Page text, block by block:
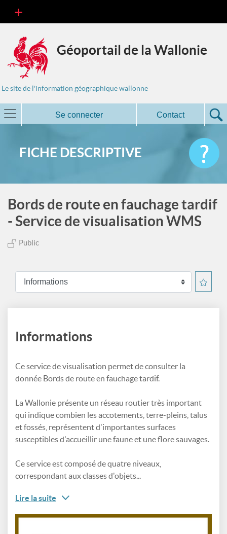
Géoportail de la Wallonie
Le site de l'information géographique wallonne
Se connecter Contact
FICHE DESCRIPTIVE
Bords de route en fauchage tardif
- Service de visualisation WMS
Public
Informations
Ce service de visualisation permet de consulter la
donnée Bords de route en fauchage tardif.
La Wallonie présente un réseau routier très important
qui indique combien les accotements, terre-pleins, talus
et fossés, représentent d'importantes surfaces
susceptibles d'accueillir une faune et une flore sauvages.
Ce service est composé de quatre niveaux,
correspondant aux classes d'objets...
Lire la suite